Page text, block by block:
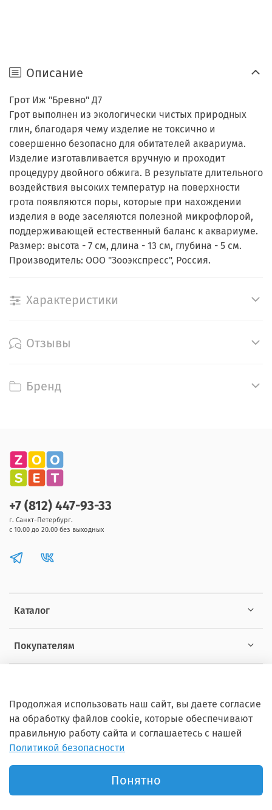
Описание
Грот Иж "Бревно" Д7
Грот выполнен из экологически чистых природных
глин, благодаря чему изделие не токсично и
совершенно безопасно для обитателей аквариума.
Изделие изготавливается вручную и проходит
процедуру двойного обжига. В результате длительного
воздействия высоких температур на поверхности
грота появляются поры, которые при нахождении
изделия в воде заселяются полезной микрофлорой,
поддерживающей естественный баланс к аквариуме.
Размер: высота - 7 см, длина - 13 см, глубина - 5 см.
Производитель: ООО "Зооэкспресс", Россия.
Характеристики
Отзывы
Бренд
Каталог
Покупателям
+7 (812) 447-93-33
г. Санкт-Петербург.
с 10.00 до 20.00 без выходных
Copyright © 2012 - 2026 ZOOSET Все права защищены.
Продолжая использовать наш сайт, вы даете согласие
на обработку файлов cookie, которые обеспечивают
правильную работу сайта и соглашаетесь с нашей
Политикой безопасности
Понятно